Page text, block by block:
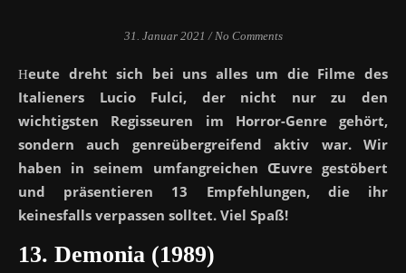
31. Januar 2021 / No Comments
Heute dreht sich bei uns alles um die Filme des
Italieners Lucio Fulci, der nicht nur zu den
wichtigsten Regisseuren im Horror-Genre gehört,
sondern auch genreübergreifend aktiv war. Wir
haben in seinem umfangreichen Œuvre gestöbert
und präsentieren 13 Empfehlungen, die ihr
keinesfalls verpassen solltet. Viel Spaß!
13. Demonia (1989)